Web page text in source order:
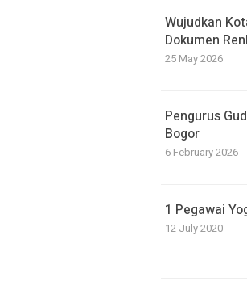
​Wujudkan
Dokumen
25 May 2026
Pengurus
Bogor
6 February 2026
1 Pegawai
12 July 2020